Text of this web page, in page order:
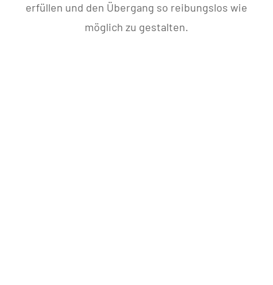
erfüllen und den Übergang so reibungslos wie
möglich zu gestalten.